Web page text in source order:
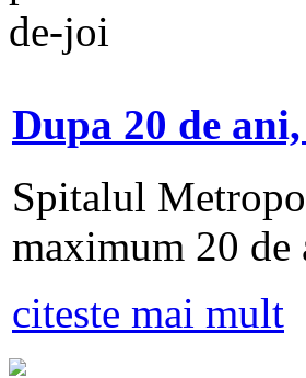
Dupa 20 de
Spitalul
maximum 20 de
citeste mai mult